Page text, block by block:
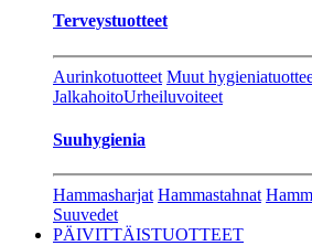
Terveystuotteet
Aurinkotuotteet Muut
JalkahoitoUrheiluvoiteet
Suuhygienia
Hammasharjat Hammastahnat
Suuvedet
PÄIVITTÄISTUOTTEET